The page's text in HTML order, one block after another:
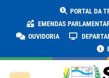
PORTAL DA
EMENDAS
OUVIDORIA